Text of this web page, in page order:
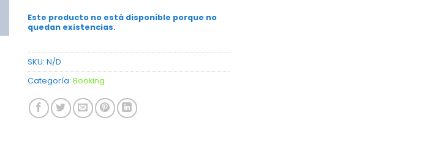
Este producto no está disponible porque no
quedan existencias.
SKU: N/D
Categoría: Booking